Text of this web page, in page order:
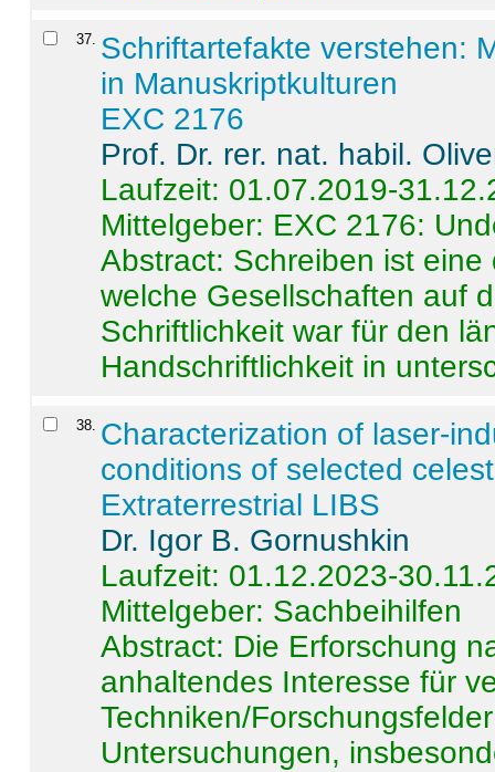
37. Schriftartefakte verstehen:
in Manuskriptkulturen
EXC 2176
Prof. Dr. rer. nat. habil.
Laufzeit: 01.07.2019-
Mittelgeber: EXC 2176:
Abstract: Schreiben ist
welche Gesellschaften auf
Schriftlichkeit war für den
Handschriftlichkeit in
38. Characterization of laser-
conditions of selected
Extraterrestrial LIBS
Dr. Igor B. Gornushkin
Laufzeit: 01.12.2023-
Mittelgeber: Sachbeihilfen
Abstract: Die Erforschung
anhaltendes Interesse für
Techniken/
Untersuchungen,